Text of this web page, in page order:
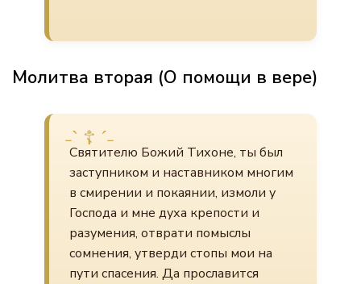
Молитва вторая (О помощи в вере)
Святителю Божий Тихоне, ты был
заступником и наставником многим
в смирении и покаянии, измоли у
Господа и мне духа крепости и
разумения, отврати помыслы
сомнения, утверди стопы мои на
пути спасения. Да прославится